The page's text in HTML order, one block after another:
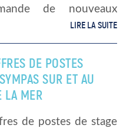
de nouveaux
Engagé chez les
passion. Le […]
LIRE LA SUITE
DE POSTES
SUR ET AU
LA MER
de postes de stage